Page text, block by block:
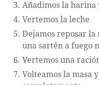
Añadimos la
Vertemos la leche
Dejamos reposar la
una sartén a fuego
Vertemos una
Volteamos la masa